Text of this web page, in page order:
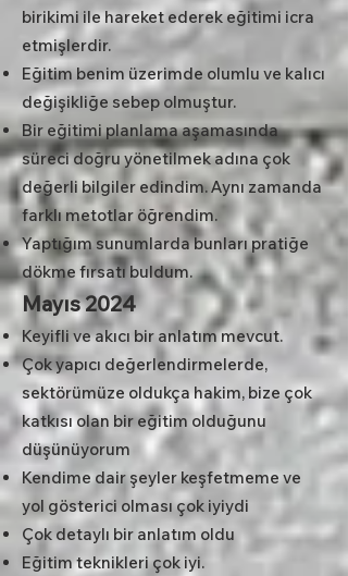
birikimi ile hareket ederek eğitimi icra
etmişlerdir.
Eğitim benim üzerimde olumlu ve kalıcı
değişikliğe sebep olmuştur.
Bir eğitimi planlama aşamasında
süreci doğru yönetilmek adına çok
değerli bilgiler edindim. Aynı zamanda
farklı metotlar öğrendim.
Yaptığım sunumlarda bunları pratiğe
dökme fırsatı buldum.
Mayıs 2024
Keyifli ve akıcı bir anlatım mevcut.
Çok yapıcı değerlendirmelerde,
sektörümüze oldukça hakim, bize çok
katkısı olan bir eğitim olduğunu
düşünüyorum
Kendime dair şeyler keşfetmeme ve
yol gösterici olması çok iyiydi
Çok detaylı bir anlatım oldu
Eğitim teknikleri çok iyi.